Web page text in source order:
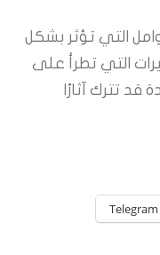
التي تؤثر بشكل
التي تطرأ على
قد تترك آثارًا
Telegram